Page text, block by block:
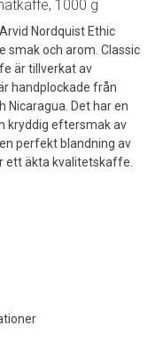
1000 g
Nordquist Ethic
smak och arom. Classic
är tillverkat av
handplockade från
Nicaragua. Det har en
kryddig eftersmak av
perfekt blandning av
ett äkta kvalitetskaffe.